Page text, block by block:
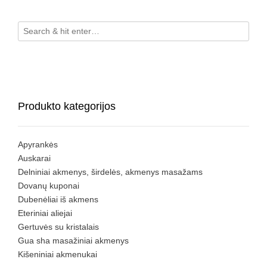
Produkto kategorijos
Apyrankės
Auskarai
Delniniai akmenys, širdelės, akmenys masažams
Dovanų kuponai
Dubenėliai iš akmens
Eteriniai aliejai
Gertuvės su kristalais
Gua sha masažiniai akmenys
Kišeniniai akmenukai